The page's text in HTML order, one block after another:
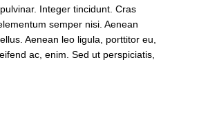
Integer tincidunt. Cras
semper nisi. Aenean
Aenean leo ligula, porttitor eu,
ac, enim. Sed ut perspiciatis,